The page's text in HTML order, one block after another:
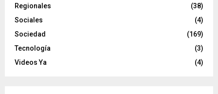
Regionales
(38)
Sociales
(4)
Sociedad
(169)
Tecnología
(3)
Videos Ya
(4)